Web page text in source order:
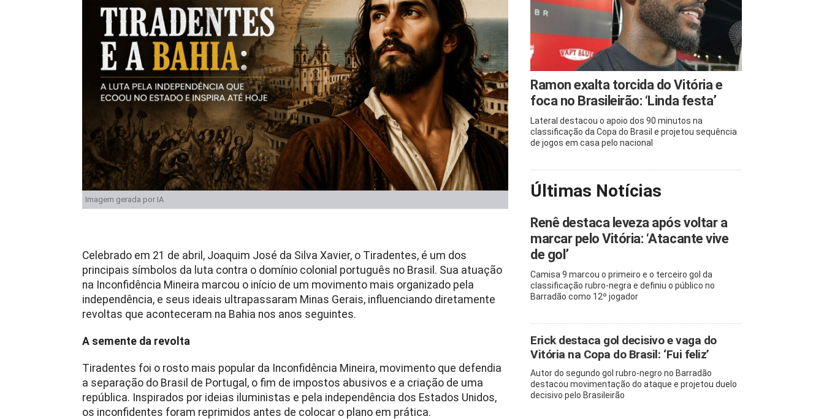
Imagem gerada por IA
Celebrado em 21 de abril, Joaquim José da Silva Xavier, o Tiradentes, é um dos
principais símbolos da luta contra o domínio colonial português no Brasil. Sua atuação
na Inconfidência Mineira marcou o início de um movimento mais organizado pela
independência, e seus ideais ultrapassaram Minas Gerais, influenciando diretamente
revoltas que aconteceram na Bahia nos anos seguintes.
A semente da revolta
Tiradentes foi o rosto mais popular da Inconfidência Mineira, movimento que defendia
a separação do Brasil de Portugal, o fim de impostos abusivos e a criação de uma
república. Inspirados por ideias iluministas e pela independência dos Estados Unidos,
os inconfidentes foram reprimidos antes de colocar o plano em prática.
Ramon exalta torcida do Vitória e
foca no Brasileirão: ‘Linda festa’
Lateral destacou o apoio dos 90 minutos na
classificação da Copa do Brasil e projetou sequência
de jogos em casa pelo nacional
Últimas Notícias
Renê destaca leveza após voltar a
marcar pelo Vitória: ‘Atacante vive
de gol’
Camisa 9 marcou o primeiro e o terceiro gol da
classificação rubro-negra e definiu o público no
Barradão como 12º jogador
Erick destaca gol decisivo e vaga do
Vitória na Copa do Brasil: ‘Fui feliz’
Autor do segundo gol rubro-negro no Barradão
destacou movimentação do ataque e projetou duelo
decisivo pelo Brasileirão